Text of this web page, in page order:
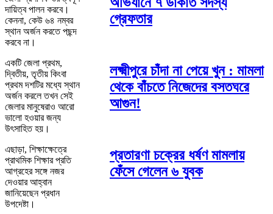
দায়িত্ব পালন করবে।
কেননা, কেউ ৬৪ নম্বর
স্থান অর্জন করতে পছন্দ
করবে না।
একটি জেলা প্রথম,
দ্বিতীয়, তৃতীয় কিংবা
প্রথম দশটির মধ্যে স্থান
অর্জন করলে তখন সেই
জেলার মানুষেরাও আরো
ভালো হওয়ার জন্য
উৎসাহিত হয়।
এছাড়া, শিক্ষাক্ষেত্রে
প্রাথমিক শিক্ষার প্রতি
আগ্রহের সঙ্গে নজর
দেওয়ার আহ্বান
জানিয়েছেন প্রধান
উপদেষ্টা।
গ্রেফতার
লক্ষ্মীপুরে চাঁদা না পেয়ে খুন : মামলা
থেকে বাঁচতে নিজেদের বসতঘরে
আগুন!
প্রতারণা চক্রের ধর্ষণ মামলায়
ফেঁসে গেলেন ৬ যুবক